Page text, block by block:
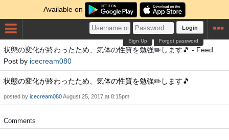
Available on
Login
Forgot password
Sign Up
状態の変化が終わったため、気体の性質を勉強✏️します🎵 - Feed
Post by icecream080
状態の変化が終わったため、気体の性質を勉強✏️します🎵
posted by icecream080August 25, 2017 at 8:15pm
Comments